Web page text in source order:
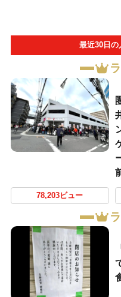
最近30日の
78,203ビュー